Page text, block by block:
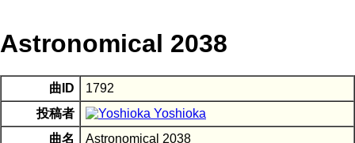
Astronomical 2038
曲ID
1792
投稿者
Yoshioka
曲名
Astronomical 2038